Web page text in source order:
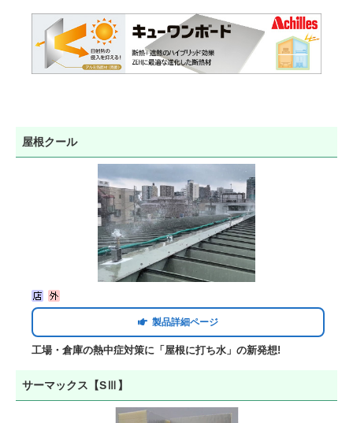
屋根クール
製品詳細ページ
工場・倉庫の熱中症対策に「屋根に打ち水」の新発想!
サーマックス【SⅢ】